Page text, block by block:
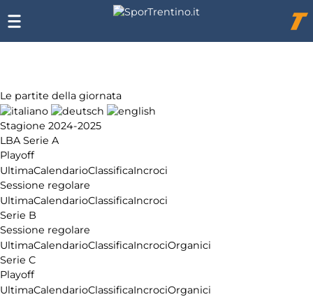
Le partite della giornata
Stagione 2024-2025
LBA Serie A
Playoff
UltimaCalendarioClassificaIncroci
Sessione regolare
UltimaCalendarioClassificaIncroci
Serie B
Sessione regolare
UltimaCalendarioClassificaIncrociOrganici
Serie C
Playoff
UltimaCalendarioClassificaIncrociOrganici
Chi
siamo
Affiliazione